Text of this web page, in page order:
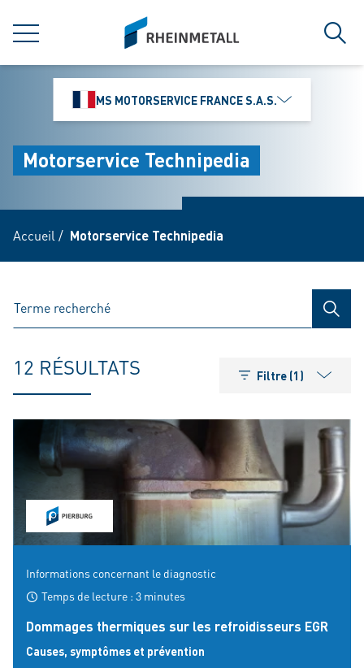
MENU
siteLogo
MS MOTORSERVICE FRANCE S.A.S.
Motorservice Technipedia
Accueil / Motorservice Technipedia
12 RÉSULTATS Filtre (1)
Informations concernant le diagnostic
Temps de lecture : 3 minutes
Dommages thermiques sur les refroidisseurs EGR
Causes, symptômes et prévention